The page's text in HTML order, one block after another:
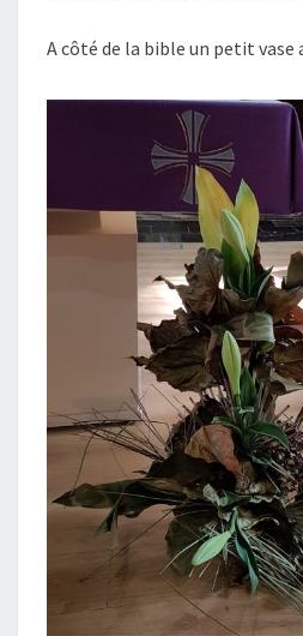
A côté de la bible un petit vase